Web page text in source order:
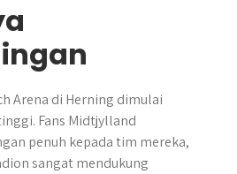
Arena di Herning dimulai
Fans Midtjylland
penuh kepada tim mereka,
sangat mendukung